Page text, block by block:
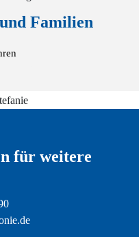
Familien
für weitere